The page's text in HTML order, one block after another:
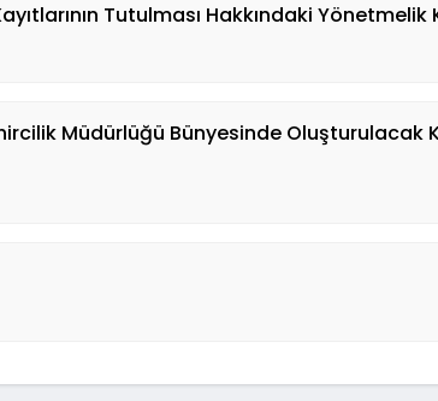
Tutulması Hakkındaki
Müdürlüğü Bünyesinde Oluşturulacak